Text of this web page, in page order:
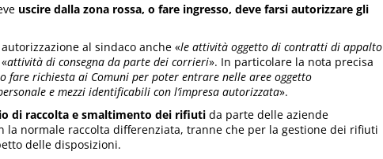
uscire dalla zona rossa, o fare ingresso, deve farsi autorizzare gli
al sindaco anche «le attività oggetto di contratti di appalto
attività di consegna da parte dei corrieri». In particolare la nota precisa
fare richiesta ai Comuni per poter entrare nelle aree oggetto
e mezzi identificabili con l’impresa autorizzata».
di raccolta e smaltimento dei rifiuti da parte delle aziende
la normale raccolta differenziata, tranne che per la gestione dei rifiuti
delle disposizioni.